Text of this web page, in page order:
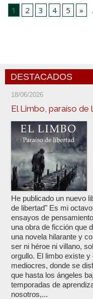
1
2 3 4 5 »
DESTACADOS
18/06/2026
El Limbo, paraíso de
He publicado un nuevo
de libertad" Es mi
ensayos de
una obra de ficción que
una novela hilarante y
ser ni héroe ni villano,
orgullo. El limbo existe
mediocres, donde se
que hasta los ángeles
temporadas de
nosotros,...